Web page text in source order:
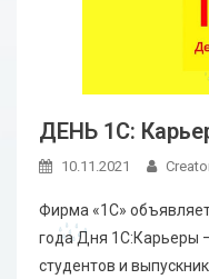
ДЕНЬ 1С:
10.11.2021
Фирма «1С»
года Дня 1С:Карьеры
студентов и